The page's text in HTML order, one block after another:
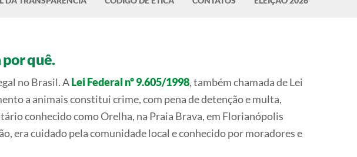
por quê.
no Brasil. ALei Federal nº 9.605/1998, também chamada de Lei
a animais constitui crime, com pena de detenção e multa,
conhecido como Orelha, na Praia Brava, em Florianópolis
era cuidado pela comunidade local e conhecido por moradores e